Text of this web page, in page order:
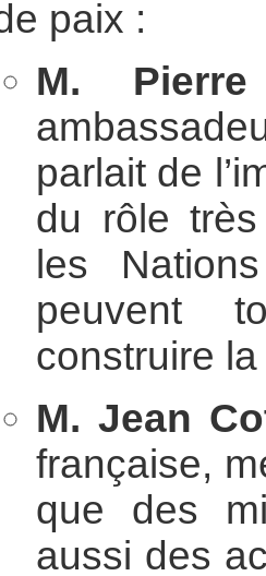
paix :
M. Pierre
parlait de
du rôle
les
peuvent
construire
M. Jean
française,
que des
aussi des